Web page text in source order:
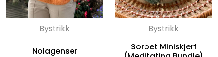
Bystrikk
Nolagenser
Bystrikk
Sorbet Miniskjerf